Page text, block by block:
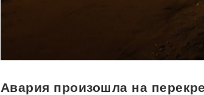
Авария произошла на